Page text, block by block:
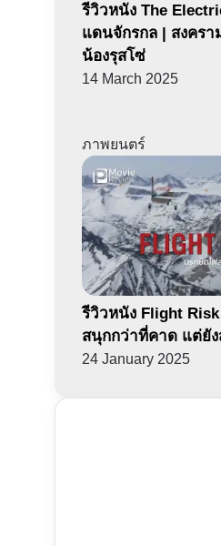
รีวิวหนัง The
แดนจักรกล | สงครา
น้องรุสโซ่
14 March 2025
ภาพยนตร์
รีวิวหนัง Flight
สนุกกว่าที่คาด แต่ยั
24 January 2025